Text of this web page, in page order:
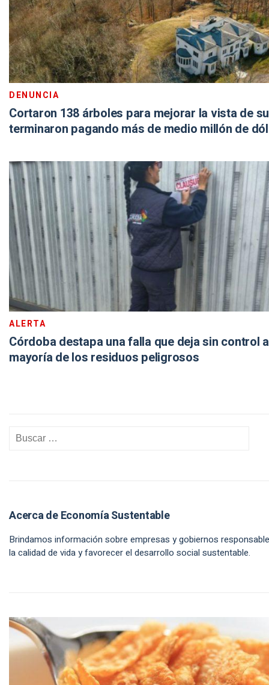
DENUNCIA
Cortaron 138 árboles para mejorar la vista de
terminaron pagando más de medio millón de
ALERTA
Córdoba destapa una falla que deja sin control
mayoría de los residuos peligrosos
Acerca de Economía Sustentable
Brindamos información sobre empresas y gobiernos
la calidad de vida y favorecer el desarrollo social sustentable.